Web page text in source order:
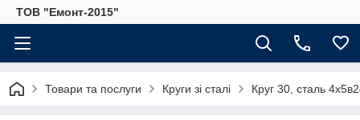
ТОВ "Емонт-2015"
Товари та послуги Круги зі сталі Круг 30, сталь